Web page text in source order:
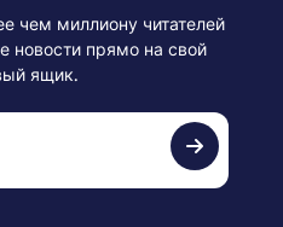
чем миллиону читателей
новости прямо на свой
ящик.